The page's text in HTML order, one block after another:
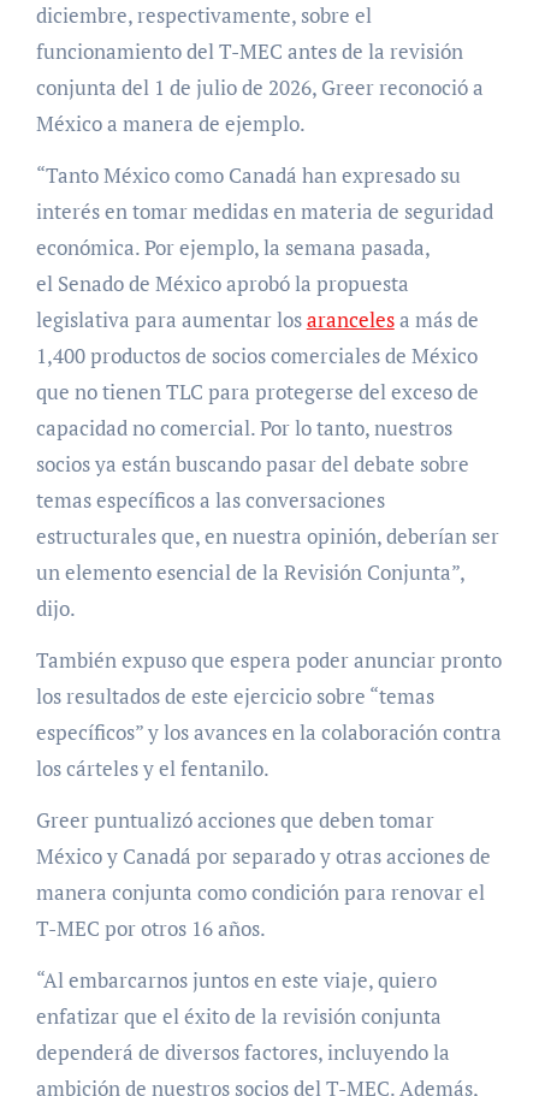
diciembre, respectivamente, sobre el
funcionamiento del T-MEC antes de la revisión
conjunta del 1 de julio de 2026, Greer reconoció a
México a manera de ejemplo.
“Tanto México como Canadá han expresado su
interés en tomar medidas en materia de seguridad
económica. Por ejemplo, la semana pasada,
el Senado de México aprobó la propuesta
legislativa para aumentar losarancelesa más de
1,400 productos de socios comerciales de México
que no tienen TLC para protegerse del exceso de
capacidad no comercial. Por lo tanto, nuestros
socios ya están buscando pasar del debate sobre
temas específicos a las conversaciones
estructurales que, en nuestra opinión, deberían ser
un elemento esencial de la Revisión Conjunta”,
dijo.
También expuso que espera poder anunciar pronto
los resultados de este ejercicio sobre “temas
específicos” y los avances en la colaboración contra
los cárteles y el fentanilo.
Greer puntualizó acciones que deben tomar
México y Canadá por separado y otras acciones de
manera conjunta como condición para renovar el
T-MEC por otros 16 años.
“Al embarcarnos juntos en este viaje, quiero
enfatizar que el éxito de la revisión conjunta
dependerá de diversos factores, incluyendo la
ambición de nuestros socios del T-MEC. Además,